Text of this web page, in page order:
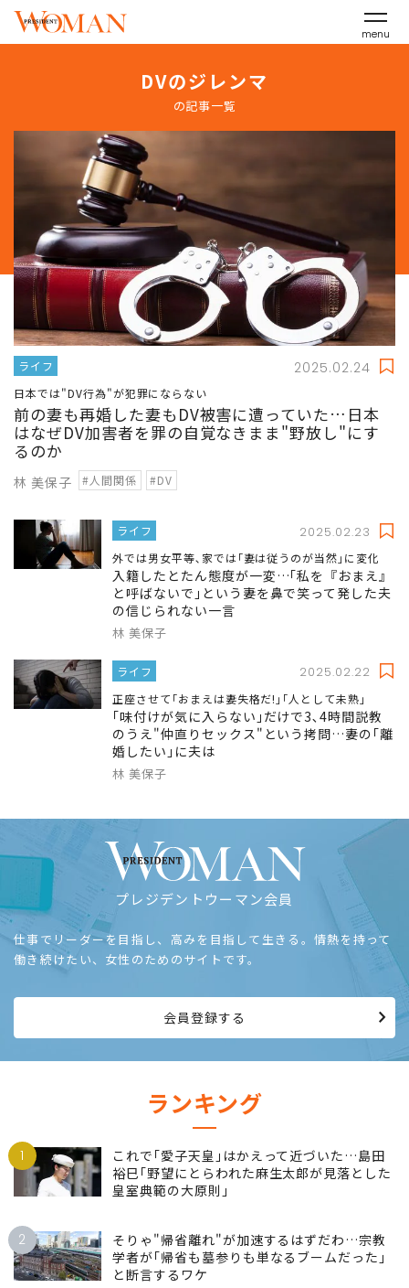
menu
DVのジレンマ
の記事一覧
ライフ 2025.02.24
日本では"DV行為"が犯罪にならない
前の妻も再婚した妻もDV被害に遭っていた…日本
はなぜDV加害者を罪の自覚なきまま"野放し"にす
るのか
林 美保子 #人間関係 #DV
ライフ 2025.02.23
外では男女平等､家では｢妻は従うのが当然｣に変化
入籍したとたん態度が一変…｢私を『おまえ』
と呼ばないで｣という妻を鼻で笑って発した夫
の信じられない一言
林 美保子
ライフ 2025.02.22
正座させて｢おまえは妻失格だ!｣｢人として未熟｣
｢味付けが気に入らない｣だけで3､4時間説教
のうえ"仲直りセックス"という拷問…妻の｢離
婚したい｣に夫は
林 美保子
プレジデントウーマン会員
仕事でリーダーを目指し、高みを目指して生きる。情熱を持って
働き続けたい、女性のためのサイトです。
会員登録する
ランキング
1
これで｢愛子天皇｣はかえって近づいた…島田
裕巳｢野望にとらわれた麻生太郎が見落とした
皇室典範の大原則｣
2
そりゃ"帰省離れ"が加速するはずだわ…宗教
学者が｢帰省も墓参りも単なるブームだった｣
と断言するワケ